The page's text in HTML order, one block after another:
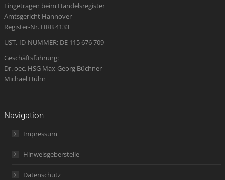
new
window
new
window
new
window
in
new
new
Eingetragen beim Handelsregister
Amtsgericht Hannover
Register-Nr. HRB 4133
UST.-ID-NUMMER: DE 115 676 709
Geschäftsführung:
Dr. oec. HSG Max-Georg Büchner
Michael Hühn
Navigation
Impressum
Hinweisgeberstelle
Datenschutz